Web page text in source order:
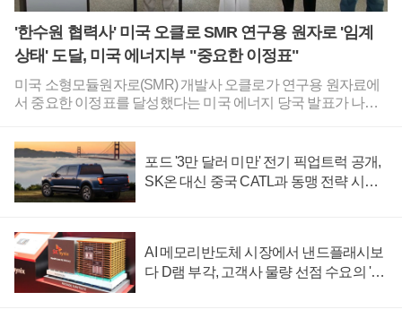
'한수원 협력사' 미국 오클로 SMR 연구용 원자로 '임계
상태' 도달, 미국 에너지부 "중요한 이정표"
미국 소형모듈원자로(SMR) 개발사 오클로가 연구용 원자료에
서 중요한 이정표를 달성했다는 미국 에너지 당국 발표가 나왔
무협약을 체결한 바 있다.미국 에너지부는 6일(현지시각) 공식
발표를 통해 텍사스주 록하트 시설에 설치된 오클로의 그로브
스 시험 원자로가 전날 임계 상태에 도달했다고 밝혔다.임계 상
태는 핵분열 연쇄 반응이 외부 지원 없이 지속되는 상태다. 원전
조, 과학 연구, 우주 개발, 국가안보 등에 활용할 동위 원소 생산
을 목표로 하는 상업용 소형모듈원자로 개발에 활용된다.오클
로는 미국 에너지부 원자로 시범 프로그램에 참여하고 있다.미
포드 '3만 달러 미만' 전기 픽업트럭 공개,
SK온 대신 중국 CATL과 동맹 전략 시험
AI 메모리반도체 시장에서 낸드플래시보
다 D램 부각, 고객사 물량 선점 수요의 '우